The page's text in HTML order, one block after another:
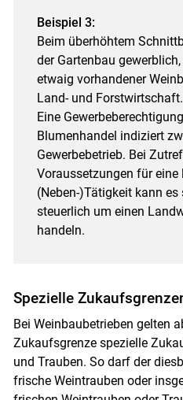
Beispiel 3:
Beim überhöhtem
der Gartenbau
etwaig vorhandener
Land- und Forstwirtschaft.
Eine
Blumenhandel indiziert
Gewerbebetrieb. Bei
Voraussetzungen für
(Neben-)Tätigkeit kann
steuerlich um einen
handeln.
Spezielle
Bei Weinbaubetrieben gelten
Zukaufsgrenze spezielle
und Trauben. So darf der
frische Weintrauben oder